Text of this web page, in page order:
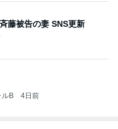
藤被告の妻 SNS更新
ルB 4日前